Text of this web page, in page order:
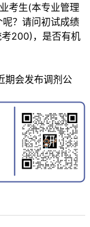
考生(本专业管理
？请问初试成绩
200)，是否有机
期会发布调剂公